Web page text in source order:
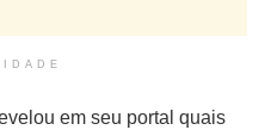
em seu portal quais